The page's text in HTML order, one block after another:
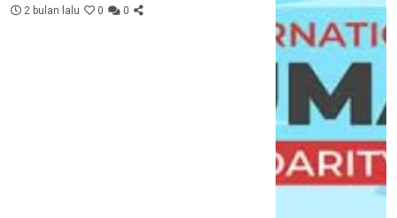
2 bulan lalu 0 0